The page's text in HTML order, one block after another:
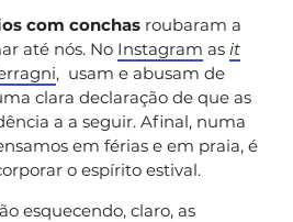
com conchas roubaram a
até nós. No Instagram as it
, usam e abusam de
clara declaração de que as
a a seguir. Afinal, numa
em férias e em praia, é
o espírito estival.
esquecendo, claro, as